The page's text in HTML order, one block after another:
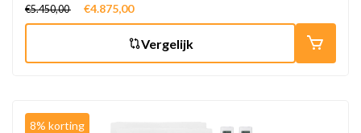
€5.450,00 €4.875,00
Vergelijk
8% korting